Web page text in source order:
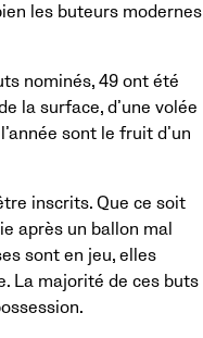
les buteurs modernes
nominés, 49 ont été
la surface, d’une volée
sont le fruit d’un
inscrits. Que ce soit
après un ballon mal
sont en jeu, elles
La majorité de ces buts